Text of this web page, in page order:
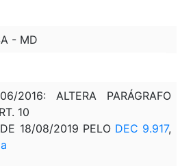
- MD
2016: ALTERA PARÁGRAFO
10
18/08/2019 PELO DEC 9.917,